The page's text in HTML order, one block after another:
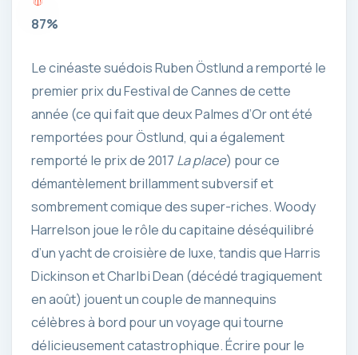
87%
Le cinéaste suédois Ruben Östlund a remporté le
premier prix du Festival de Cannes de cette
année (ce qui fait que deux Palmes d’Or ont été
remportées pour Östlund, qui a également
remporté le prix de 2017 La place) pour ce
démantèlement brillamment subversif et
sombrement comique des super-riches. Woody
Harrelson joue le rôle du capitaine déséquilibré
d’un yacht de croisière de luxe, tandis que Harris
Dickinson et Charlbi Dean (décédé tragiquement
en août) jouent un couple de mannequins
célèbres à bord pour un voyage qui tourne
délicieusement catastrophique. Écrire pour le